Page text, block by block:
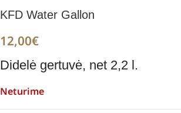
KFD Water Gallon
12,00€
Didelė gertuvė, net 2,2 l.
Neturime